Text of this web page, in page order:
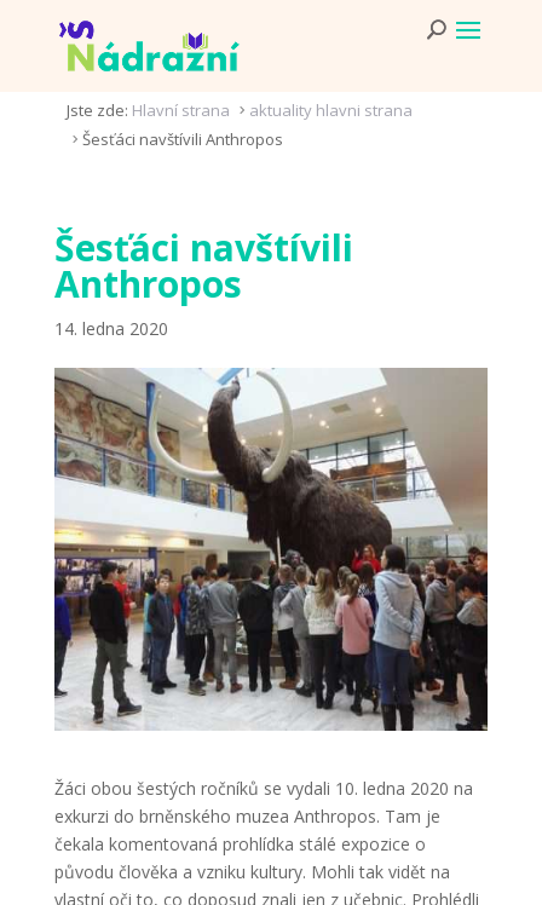
Jste zde: Hlavní strana 5 aktuality hlavni strana
5 Šesťáci navštívili Anthropos
Šesťáci navštívili
Anthropos
14. ledna 2020
Žáci obou šestých ročníků se vydali 10. ledna 2020 na
exkurzi do brněnského muzea Anthropos. Tam je
čekala komentovaná prohlídka stálé expozice o
původu člověka a vzniku kultury. Mohli tak vidět na
vlastní oči to, co doposud znali jen z učebnic. Prohlédli